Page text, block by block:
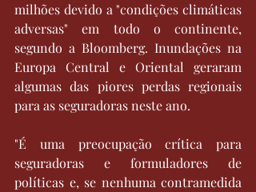
milhões devido a "condições climáticas
adversas" em todo o continente,
segundo a Bloomberg. Inundações na
Europa Central e Oriental geraram
algumas das piores perdas regionais
para as seguradoras neste ano.
"É uma preocupação crítica para
seguradoras e formuladores de
políticas e, se nenhuma contramedida